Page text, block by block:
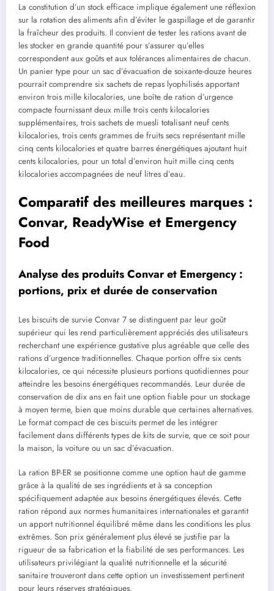
La constitution d’un stock efficace implique également une réflexion
sur la rotation des aliments afin d’éviter le gaspillage et de garantir
la fraîcheur des produits. Il convient de tester les rations avant de
les stocker en grande quantité pour s’assurer qu’elles
correspondent aux goûts et aux tolérances alimentaires de chacun.
Un panier type pour un sac d’évacuation de soixante-douze heures
pourrait comprendre six sachets de repas lyophilisés apportant
environ trois mille kilocalories, une boîte de ration d’urgence
compacte fournissant deux mille trois cents kilocalories
supplémentaires, trois sachets de muesli totalisant neuf cents
kilocalories, trois cents grammes de fruits secs représentant mille
cinq cents kilocalories et quatre barres énergétiques ajoutant huit
cents kilocalories, pour un total d’environ huit mille cinq cents
kilocalories accompagnées de neuf litres d’eau.
Comparatif des meilleures marques :
Convar, ReadyWise et Emergency
Food
Analyse des produits Convar et Emergency :
portions, prix et durée de conservation
Les biscuits de survie Convar 7 se distinguent par leur goût
supérieur qui les rend particulièrement appréciés des utilisateurs
recherchant une expérience gustative plus agréable que celle des
rations d’urgence traditionnelles. Chaque portion offre six cents
kilocalories, ce qui nécessite plusieurs portions quotidiennes pour
atteindre les besoins énergétiques recommandés. Leur durée de
conservation de dix ans en fait une option fiable pour un stockage
à moyen terme, bien que moins durable que certaines alternatives.
Le format compact de ces biscuits permet de les intégrer
facilement dans différents types de kits de survie, que ce soit pour
la maison, la voiture ou un sac d’évacuation.
La ration BP-ER se positionne comme une option haut de gamme
grâce à la qualité de ses ingrédients et à sa conception
spécifiquement adaptée aux besoins énergétiques élevés. Cette
ration répond aux normes humanitaires internationales et garantit
un apport nutritionnel équilibré même dans les conditions les plus
extrêmes. Son prix généralement plus élevé se justifie par la
rigueur de sa fabrication et la fiabilité de ses performances. Les
utilisateurs privilégiant la qualité nutritionnelle et la sécurité
sanitaire trouveront dans cette option un investissement pertinent
pour leurs réserves stratégiques.